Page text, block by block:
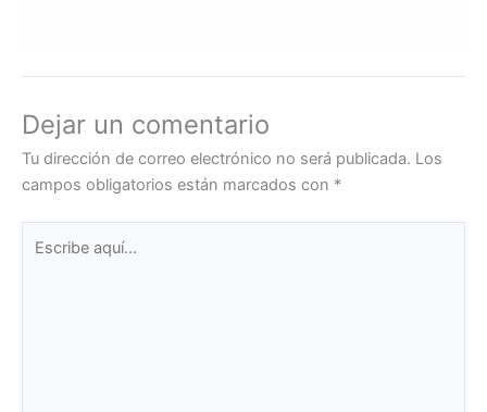
Dejar un comentario
Tu dirección de correo electrónico no será publicada. Los
campos obligatorios están marcados con *
aquí...